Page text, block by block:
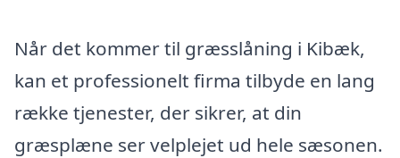
Når det kommer til græsslåning i Kibæk,
kan et professionelt firma tilbyde en lang
række tjenester, der sikrer, at din
græsplæne ser velplejet ud hele sæsonen.